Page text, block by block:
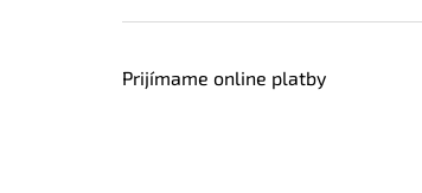
Prijímame online platby